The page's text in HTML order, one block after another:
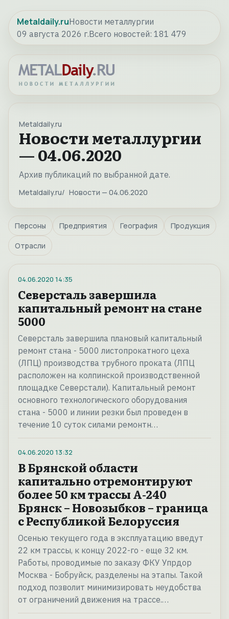
Metaldaily.ruНовости металлургии
09 августа 2026 г.Всего новостей: 181 479
Metaldaily.ru
Новости металлургии
— 04.06.2020
Архив публикаций по выбранной дате.
Metaldaily.ru Новости — 04.06.2020
Персоны Предприятия География Продукция
Отрасли
04.06.2020 14:35
Северсталь завершила
капитальный ремонт на стане
5000
Северсталь завершила плановый капитальный
ремонт стана - 5000 листопрокатного цеха
(ЛПЦ) производства трубного проката (ЛПЦ
расположен на колпинской производственной
площадке Северстали). Капитальный ремонт
основного технологического оборудования
стана - 5000 и линии резки был проведен в
течение 10 суток силами ремонтн…
04.06.2020 13:32
В Брянской области
капитально отремонтируют
более 50 км трассы А-240
Брянск – Новозыбков – граница
с Республикой Белоруссия
Осенью текущего года в эксплуатацию введут
22 км трассы, к концу 2022-го - еще 32 км.
Работы, проводимые по заказу ФКУ Упрдор
Москва - Бобруйск, разделены на этапы. Такой
подход позволит минимизировать неудобства
от ограничений движения на трассе.…